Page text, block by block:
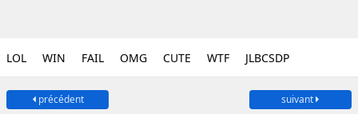
LOL WIN FAIL OMG CUTE WTF JLBCSDP
précédent suivant